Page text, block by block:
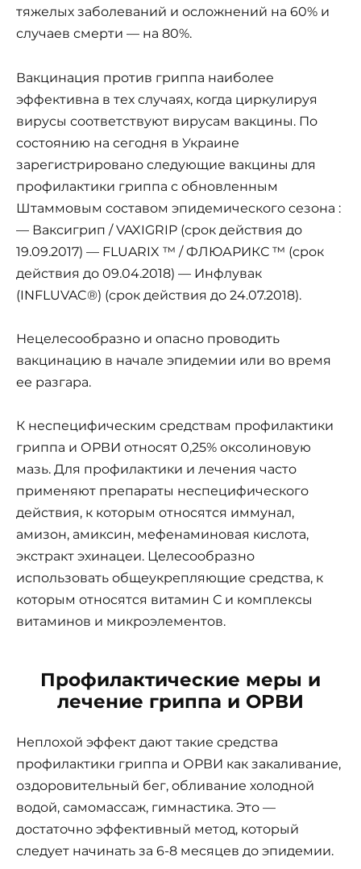
тяжелых заболеваний и осложнений на 60% и
случаев смерти — на 80%.
Вакцинация против гриппа наиболее
эффективна в тех случаях, когда циркулируя
вирусы соответствуют вирусам вакцины. По
состоянию на сегодня в Украине
зарегистрировано следующие вакцины для
профилактики гриппа с обновленным
Штаммовым составом эпидемического сезона :
— Ваксигрип / VAXIGRIP (срок действия до
19.09.2017) — FLUARIX ™ / ФЛЮАРИКС ™ (срок
действия до 09.04.2018) — Инфлувак
(INFLUVAC®) (срок действия до 24.07.2018).
Нецелесообразно и опасно проводить
вакцинацию в начале эпидемии или во время
ее разгара.
К неспецифическим средствам профилактики
гриппа и ОРВИ относят 0,25% оксолиновую
мазь. Для профилактики и лечения часто
применяют препараты неспецифического
действия, к которым относятся иммунал,
амизон, амиксин, мефенаминовая кислота,
экстракт эхинацеи. Целесообразно
использовать общеукрепляющие средства, к
которым относятся витамин С и комплексы
витаминов и микроэлементов.
Профилактические меры и
лечение гриппа и ОРВИ
Неплохой эффект дают такие средства
профилактики гриппа и ОРВИ как закаливание,
оздоровительный бег, обливание холодной
водой, самомассаж, гимнастика. Это —
достаточно эффективный метод, который
следует начинать за 6-8 месяцев до эпидемии.